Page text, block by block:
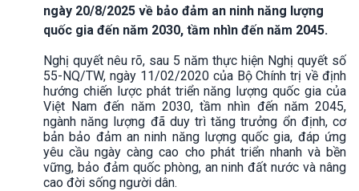
ngày 20/8/2025 về bảo đảm an ninh năng lượng
quốc gia đến năm 2030, tầm nhìn đến năm 2045.
Nghị quyết nêu rõ, sau 5 năm thực hiện Nghị quyết số
55-NQ/TW, ngày 11/02/2020 của Bộ Chính trị về định
hướng chiến lược phát triển năng lượng quốc gia của
Việt Nam đến năm 2030, tầm nhìn đến năm 2045,
ngành năng lượng đã duy trì tăng trưởng ổn định, cơ
bản bảo đảm an ninh năng lượng quốc gia, đáp ứng
yêu cầu ngày càng cao cho phát triển nhanh và bền
vững, bảo đảm quốc phòng, an ninh đất nước và nâng
cao đời sống người dân.